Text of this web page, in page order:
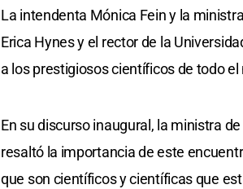
La intendenta Mónica Fein y la
Erica Hynes y el rector de la
a los prestigiosos científicos de todo
En su discurso inaugural, la ministra
resaltó la importancia de este
que son científicos y científicas que